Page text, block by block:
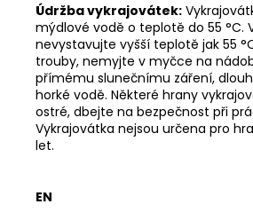
Údržba vykrajovátek:
mýdlové vodě o teplotě do 55 °C.
nevystavujte vyšší teplotě jak 55
trouby, nemyjte v myčce na
přímému slunečnímu záření,
horké vodě. Některé hrany
ostré, dbejte na bezpečnost při
Vykrajovátka nejsou určena pro
let.
EN